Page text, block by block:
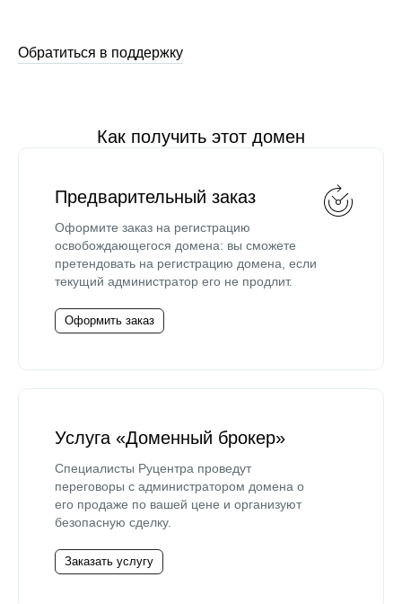
Обратиться в поддержку
Как получить этот домен
Предварительный заказ
Оформите заказ на регистрацию
освобождающегося домена: вы сможете
претендовать на регистрацию домена, если
текущий администратор его не продлит.
Оформить заказ
Услуга «Доменный брокер»
Специалисты Руцентра проведут
переговоры с администратором домена о
его продаже по вашей цене и организуют
безопасную сделку.
Заказать услугу